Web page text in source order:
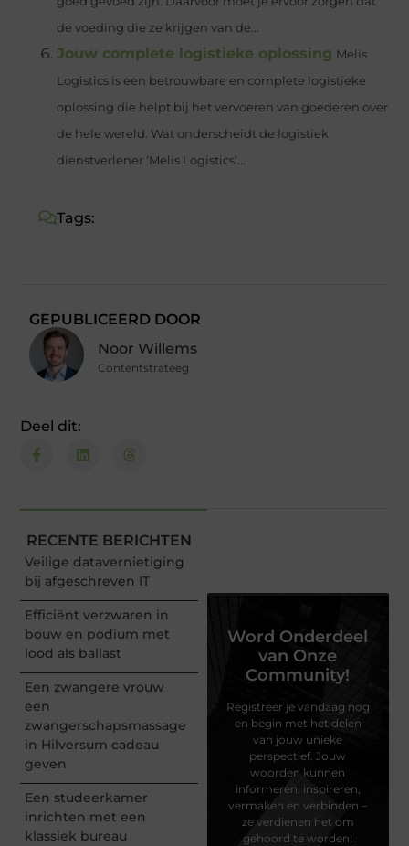
de voeding die ze krijgen van de...
Jouw complete logistieke oplossing Melis
Logistics is een betrouwbare en complete logistieke
oplossing die helpt bij het vervoeren van goederen over
de hele wereld. Wat onderscheidt de logistiek
dienstverlener ‘Melis Logistics’...
Tags:
GEPUBLICEERD DOOR
Noor Willems
Contentstrateeg
Deel dit:
RECENTE BERICHTEN
Veilige datavernietiging
bij afgeschreven IT
Efficiënt verzwaren in
bouw en podium met
lood als ballast
Een zwangere vrouw
een
zwangerschapsmassage
in Hilversum cadeau
geven
Een studeerkamer
inrichten met een
klassiek bureau
Word Onderdeel
van Onze
Community!
Registreer je vandaag nog
en begin met het delen
van jouw unieke
perspectief. Jouw
woorden kunnen
informeren, inspireren,
vermaken en verbinden –
ze verdienen het om
gehoord te worden!